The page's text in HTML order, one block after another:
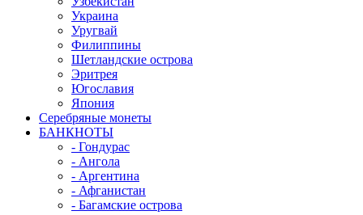
Украина
Уругвай
Филиппины
Шетландские острова
Эритрея
Югославия
Япония
Серебряные монеты
БАНКНОТЫ
- Гондурас
- Ангола
- Аргентина
- Афганистан
- Багамские острова